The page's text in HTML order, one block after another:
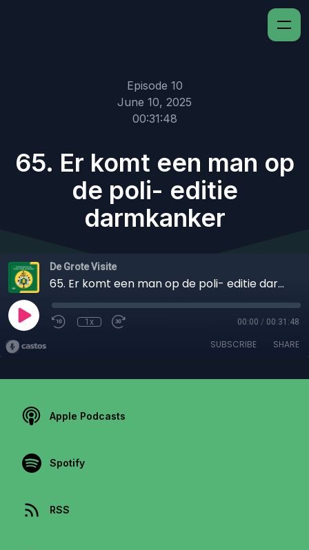
Episode 10
June 10, 2025
00:31:48
65. Er komt een man op
de poli- editie
darmkanker
De Grote Visite
65. Er komt een man op de poli- editie darmkanker
1x 00:00 / 00:31:48
SUBSCRIBE SHARE
Apple Podcasts
Spotify
RSS